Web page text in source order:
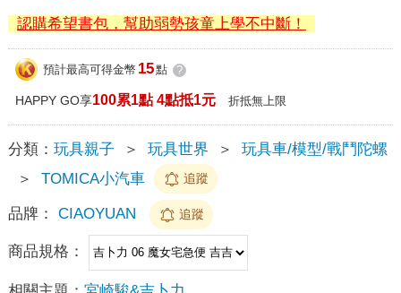
認購希望書包，幫助弱勢孩童上學不中斷！
預計最高可得金幣 15點 ?
HAPPY GO享100累1點 4點抵1元 折抵無上限
分類： 玩具親子 ＞ 玩具世界 ＞
玩具車/模型/戰鬥陀螺
＞
TOMICA小汽車 追蹤
品牌： CIAOYUAN 追蹤
商品規格：